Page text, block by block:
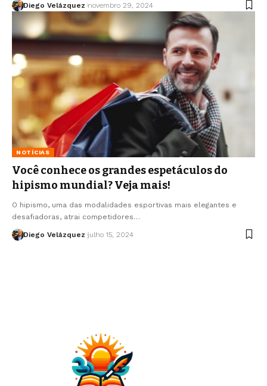
Diego Velázquez novembro 29, 2024
NOTÍCIAS
Você conhece os grandes espetáculos do
hipismo mundial? Veja mais!
O hipismo, uma das modalidades esportivas mais elegantes e
desafiadoras, atrai competidores…
Diego Velázquez julho 15, 2024